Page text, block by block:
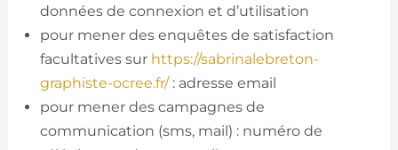
données de connexion et d’utilisation
pour mener des enquêtes de satisfaction
facultatives sur https://sabrinalebreton-
graphiste-ocree.fr/: adresse email
pour mener des campagnes de
communication (sms, mail) : numéro de